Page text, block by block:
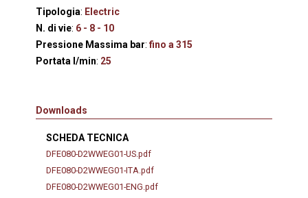
Tipologia: Electric
N. di vie: 6 - 8 - 10
Pressione Massima bar:fino a 315
Portata l/min: 25
Downloads
SCHEDA TECNICA
DFE080-D2WWEG01-US.pdf
DFE080-D2WWEG01-ITA.pdf
DFE080-D2WWEG01-ENG.pdf